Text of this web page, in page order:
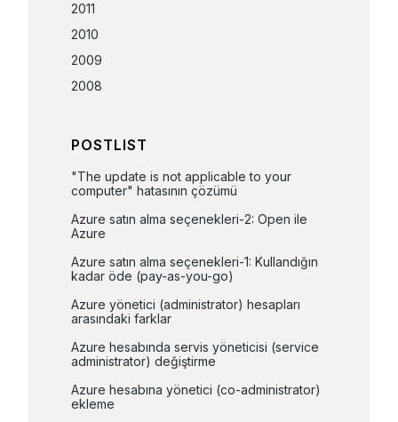
2011
2010
2009
2008
POSTLIST
"The update is not applicable to your
computer" hatasının çözümü
Azure satın alma seçenekleri-2: Open ile
Azure
Azure satın alma seçenekleri-1: Kullandığın
kadar öde (pay-as-you-go)
Azure yönetici (administrator) hesapları
arasındaki farklar
Azure hesabında servis yöneticisi (service
administrator) değiştirme
Azure hesabına yönetici (co-administrator)
ekleme